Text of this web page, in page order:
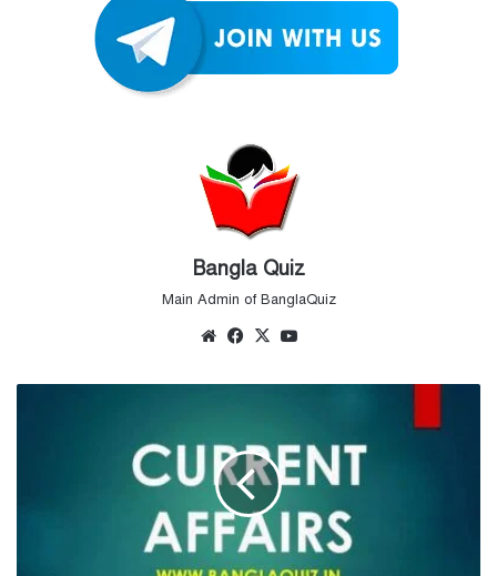
Bangla Quiz
Main Admin of BanglaQuiz
WebsiteFacebook
X